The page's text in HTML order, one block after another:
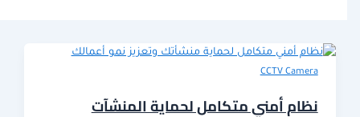
CCTV
أمني متكامل لحماية المنشآت